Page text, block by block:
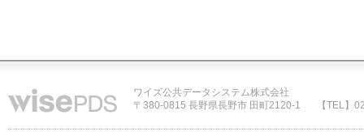
ワイズ公共データシステム株式会社
〒380-0815 長野県長野市 田町2120-1
【TEL】